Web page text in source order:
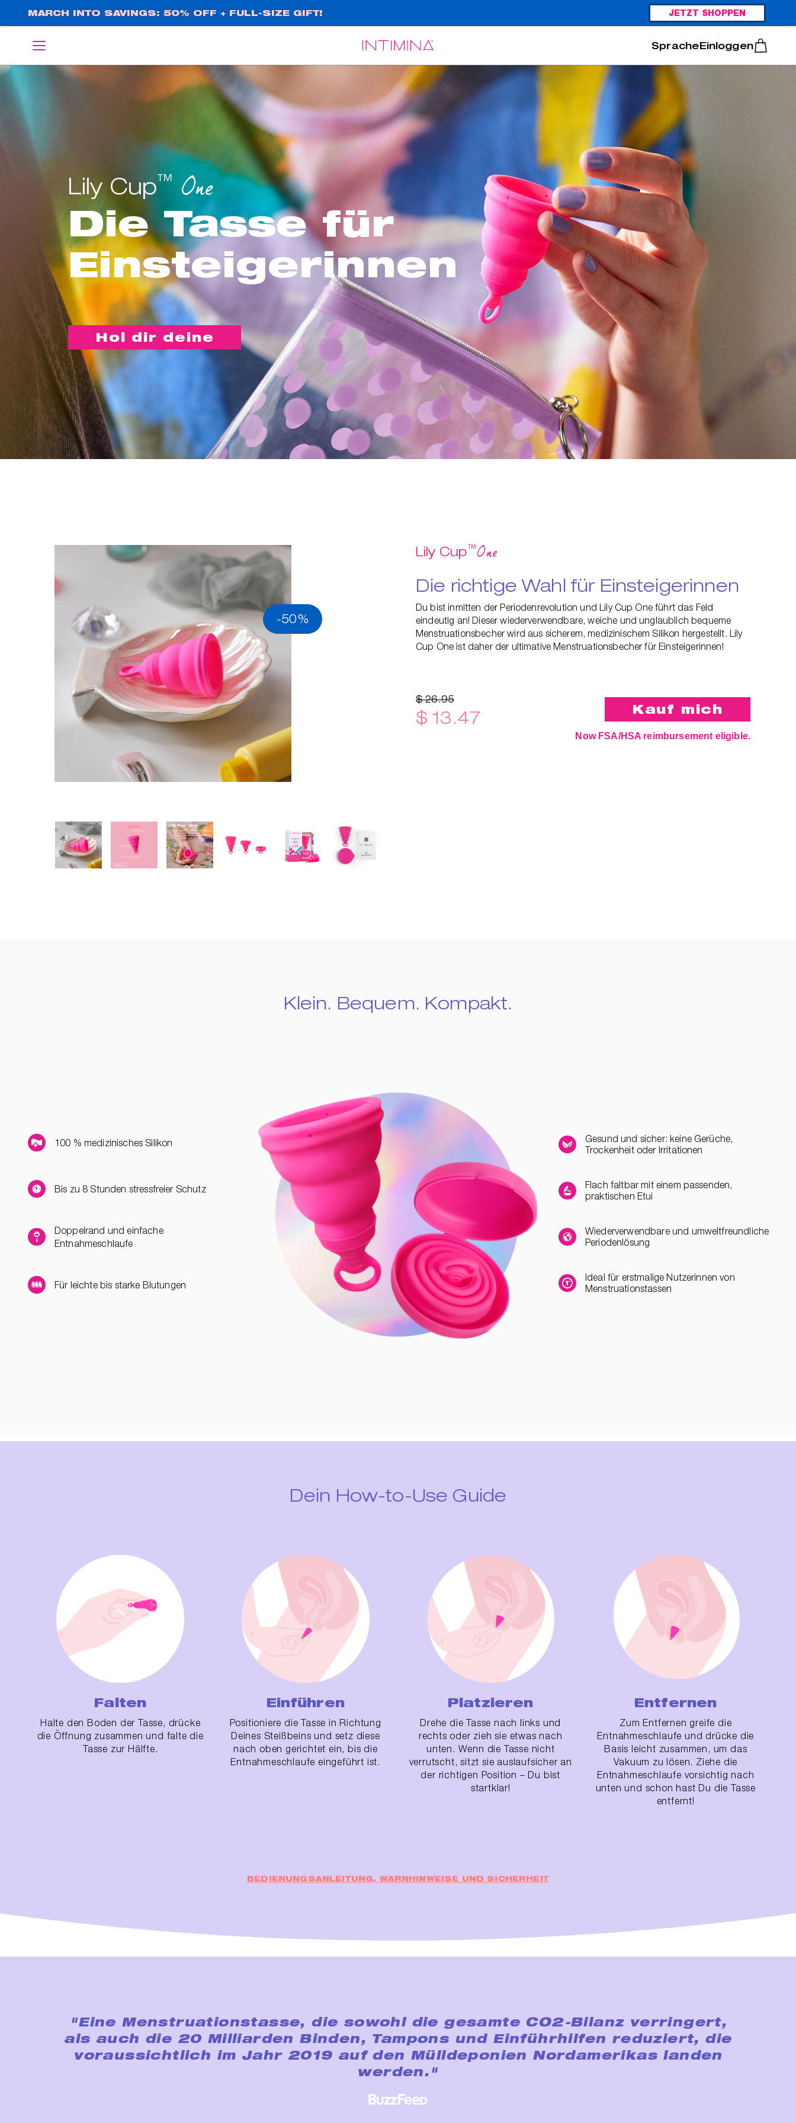
MARCH INTO SAVINGS: 50% OFF + FULL-SIZE GIFT! JETZT SHOPPEN
English Português
Einloggen
Die Tasse für
Einsteigerinnen
Lily Cup™ One
Hol dir deine
-50%
Lily Cup™One
Die richtige Wahl für Einsteigerinnen
Du bist inmitten der Periodenrevolution und Lily Cup One führt das Feld
eindeutig an! Dieser wiederverwendbare, weiche und unglaublich bequeme
Menstruationsbecher wird aus sicherem, medizinischem Silikon hergestellt. Lily
Cup One ist daher der ultimative Menstruationsbecher für Einsteigerinnen!
$ 26.95
$ 13.47
Now FSA/HSA reimbursement eligible.
Klein. Bequem. Kompakt.
100 % medizinisches Silikon
Bis zu 8 Stunden stressfreier Schutz
Doppelrand und einfache
Entnahmeschlaufe
Für leichte bis starke Blutungen
Gesund und sicher: keine Gerüche,
Trockenheit oder Irritationen
Flach faltbar mit einem passenden,
praktischen Etui
Wiederverwendbare und umweltfreundliche
Periodenlösung
Ideal für erstmalige Nutzerinnen von
Menstruationstassen
Dein How-to-Use Guide
Falten
Halte den Boden der Tasse, drücke
die Öffnung zusammen und falte die
Tasse zur Hälfte.
Einführen
Positioniere die Tasse in Richtung
Deines Steißbeins und setz diese
nach oben gerichtet ein, bis die
Entnahmeschlaufe eingeführt ist.
Platzieren
Drehe die Tasse nach links und
rechts oder zieh sie etwas nach
unten. Wenn die Tasse nicht
verrutscht, sitzt sie auslaufsicher an
der richtigen Position – Du bist
startklar!
Entfernen
Zum Entfernen greife die
Entnahmeschlaufe und drücke die
Basis leicht zusammen, um das
Vakuum zu lösen. Ziehe die
Entnahmeschlaufe vorsichtig nach
unten und schon hast Du die Tasse
entfernt!
BEDIENUNGSANLEITUNG, WARNHINWEISE UND SICHERHEIT
"Eine Menstruationstasse, die sowohl die gesamte CO2-Bilanz verringert,
als auch die 20 Milliarden Binden, Tampons und Einführhilfen reduziert, die
voraussichtlich im Jahr 2019 auf den Mülldeponien Nordamerikas landen
werden."